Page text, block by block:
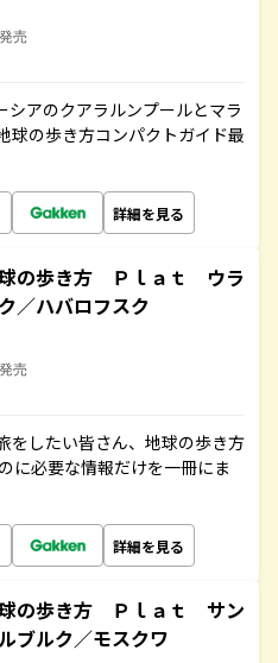
売
シアのクアラルンプールとマラ
球の歩き方コンパクトガイド最
詳細を見る
の歩き方 Ｐｌａｔ ウラ
／ハバロフスク
売
をしたい皆さん、地球の歩き方
に必要な情報だけを一冊にま
詳細を見る
の歩き方 Ｐｌａｔ サン
ブルク／モスクワ